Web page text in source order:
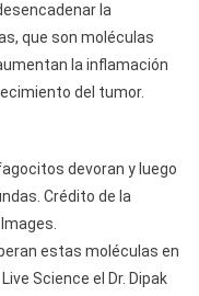
la
que son moléculas
la inflamación
del tumor.
devoran y luego
Crédito de la
estas moléculas en
Science el Dr. Dipak